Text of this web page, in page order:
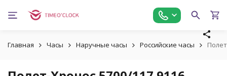
Главная Часы Наручные часы Российские часы